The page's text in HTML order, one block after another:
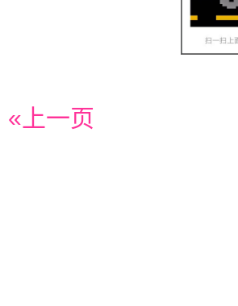
«上一页